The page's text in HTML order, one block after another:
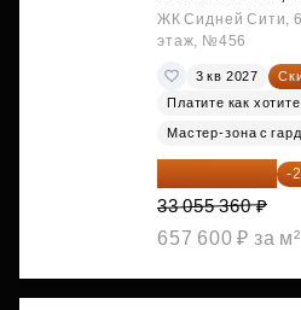
ЖК Сидней Сити,
этаж, №456
3 кв 2027
Платите как хотите
Мастер-зона с
24 791 520 ₽ -
33 055 360 ₽
657 600 ₽ за м²